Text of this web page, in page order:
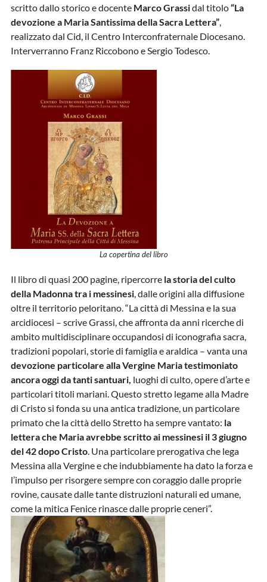
scritto dallo storico e docente Marco Grassidal titolo“La
devozione a Maria Santissima della Sacra Lettera”,
realizzato dal Cid, il Centro Interconfraternale Diocesano.
Interverranno Franz Riccobono e Sergio Todesco.
La copertina del libro
Il libro di quasi 200 pagine, ripercorre la storia del culto
della Madonna tra i messinesi, dalle origini alla diffusione
oltre il territorio peloritano. “La città di Messina e la sua
arcidiocesi – scrive Grassi, che affronta da anni ricerche di
ambito multidisciplinare occupandosi di iconografia sacra,
tradizioni popolari, storie di famiglia e araldica – vanta una
devozione particolare alla Vergine Maria testimoniato
ancora oggi da tanti santuari, luoghi di culto, opere d’arte e
particolari titoli mariani. Questo stretto legame alla Madre
di Cristo si fonda su una antica tradizione, un particolare
primato che la città dello Stretto ha sempre vantato: la
lettera che Maria avrebbe scritto ai messinesi il 3 giugno
del 42 dopo Cristo. Una particolare prerogativa che lega
Messina alla Vergine e che indubbiamente ha dato la forza e
l’impulso per risorgere sempre con coraggio dalle proprie
rovine, causate dalle tante distruzioni naturali ed umane,
come la mitica Fenice rinasce dalle proprie ceneri”.